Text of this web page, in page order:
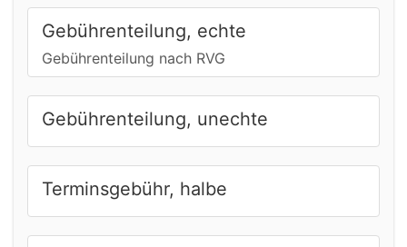
Gebührenteilung, echte
Gebührenteilung nach RVG
Gebührenteilung, unechte
Terminsgebühr, halbe